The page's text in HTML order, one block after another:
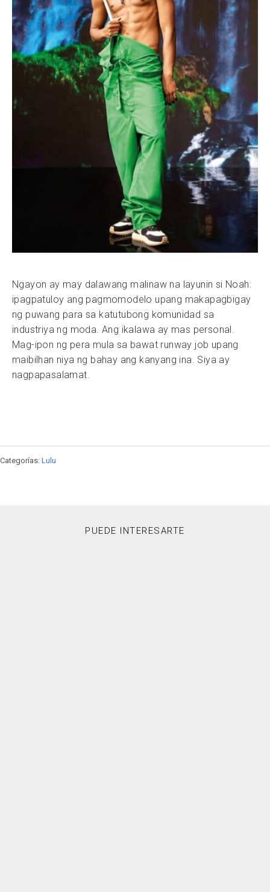
Ngayon ay may dalawang malinaw na layunin si Noah:
ipagpatuloy ang pagmomodelo upang makapagbigay
ng puwang para sa katutubong komunidad sa
industriya ng moda. Ang ikalawa ay mas personal.
Mag-ipon ng pera mula sa bawat runway job upang
maibilhan niya ng bahay ang kanyang ina. Siya ay
nagpapasalamat.
Categorías: Lulu
PUEDE INTERESARTE